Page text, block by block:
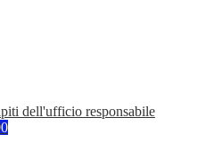
dell'ufficio responsabile